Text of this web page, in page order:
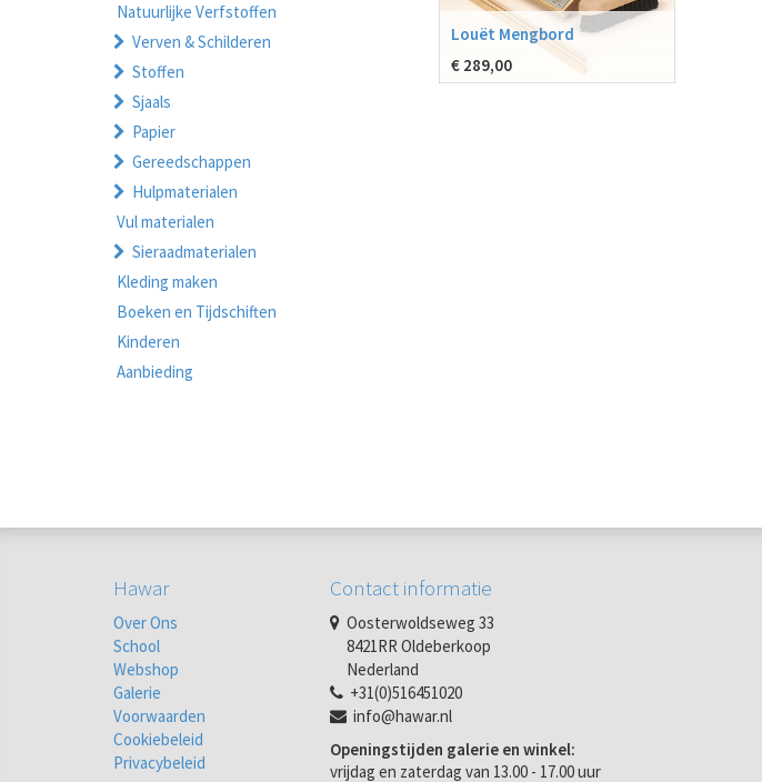
Natuurlijke Verfstoffen
Verven & Schilderen
Stoffen
Sjaals
Papier
Gereedschappen
Hulpmaterialen
Vul materialen
Sieraadmaterialen
Kleding maken
Boeken en Tijdschiften
Kinderen
Aanbieding
Louët Mengbord
€ 289,00
Hawar
Over Ons
School
Webshop
Galerie
Voorwaarden
Cookiebeleid
Privacybeleid
Contact informatie
Oosterwoldseweg 33
8421RR Oldeberkoop
Nederland
+31(0)516451020
info@hawar.nl
Openingstijden galerie en winkel:
vrijdag en zaterdag van 13.00 - 17.00 uur